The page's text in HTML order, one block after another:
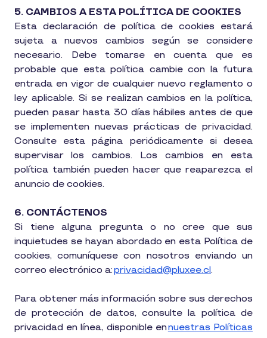
5. CAMBIOS A ESTA POLÍTICA DE COOKIES
Esta declaración de política de cookies estará
sujeta a nuevos cambios según se considere
necesario. Debe tomarse en cuenta que es
probable que esta política cambie con la futura
entrada en vigor de cualquier nuevo reglamento o
ley aplicable. Si se realizan cambios en la política,
pueden pasar hasta 30 días hábiles antes de que
se implementen nuevas prácticas de privacidad.
Consulte esta página periódicamente si desea
supervisar los cambios. Los cambios en esta
política también pueden hacer que reaparezca el
anuncio de cookies.
6. CONTÁCTENOS
Si tiene alguna pregunta o no cree que sus
inquietudes se hayan abordado en esta Política de
cookies, comuníquese con nosotros enviando un
correo electrónico a:privacidad@pluxee.cl.
Para obtener más información sobre sus derechos
de protección de datos, consulte la política de
privacidad en línea, disponible ennuestras Políticas